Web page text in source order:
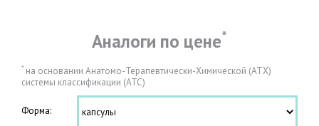
Аналоги по цене*
* на основании Анатомо-Терапевтически-Химической (АТХ)
системы классификации (АТС)
Форма: